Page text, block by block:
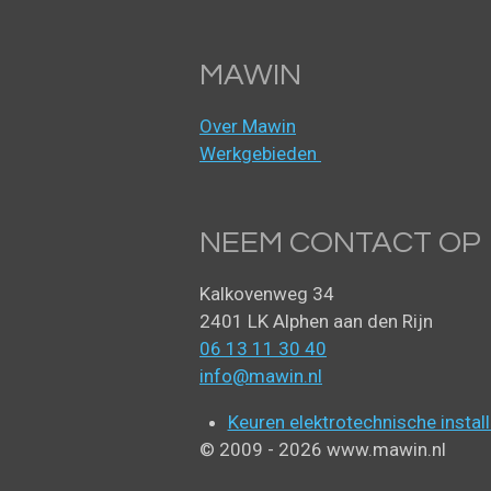
MAWIN
Over Mawin
Werkgebieden
NEEM CONTACT OP
Kalkovenweg 34
2401 LK Alphen aan den Rijn
06 13 11 30 40
info@mawin.nl
Keuren elektrotechnische
© 2009 - 2026 www.mawin.nl